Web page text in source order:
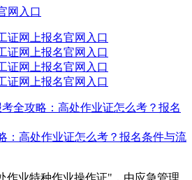
网入口
：高处作业证怎么考？报名条件与流
作业特种作业操作证"，由应急管理